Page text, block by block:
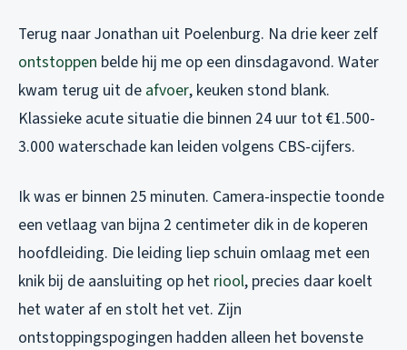
Terug naar Jonathan uit Poelenburg. Na drie keer zelf
ontstoppen belde hij me op een dinsdagavond. Water
kwam terug uit de afvoer, keuken stond blank.
Klassieke acute situatie die binnen 24 uur tot €1.500-
3.000 waterschade kan leiden volgens CBS-cijfers.
Ik was er binnen 25 minuten. Camera-inspectie toonde
een vetlaag van bijna 2 centimeter dik in de koperen
hoofdleiding. Die leiding liep schuin omlaag met een
knik bij de aansluiting op het riool, precies daar koelt
het water af en stolt het vet. Zijn
ontstoppingspogingen hadden alleen het bovenste